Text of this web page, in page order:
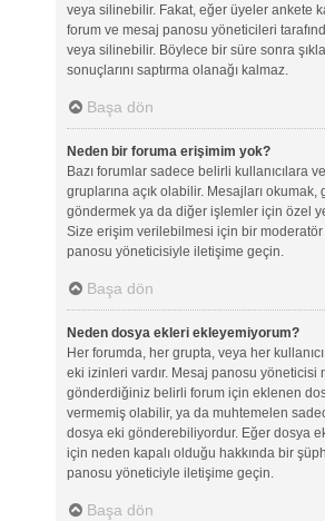
veya silinebilir. Fakat, eğer üyeler ankete
forum ve mesaj panosu yöneticileri
veya silinebilir. Böylece bir süre sonra
sonuçlarını saptırma olanağı kalmaz.
Başa dön
Neden bir foruma erişimim yok?
Bazı forumlar sadece belirli kullanıcılara
gruplarına açık olabilir. Mesajları okumak,
göndermek ya da diğer işlemler için özel
Size erişim verilebilmesi için bir
panosu yöneticisiyle iletişime geçin.
Başa dön
Neden dosya ekleri ekleyemiyorum?
Her forumda, her grupta, veya her
eki izinleri vardır. Mesaj panosu yöneticisi
gönderdiğiniz belirli forum için eklenen
vermemiş olabilir, ya da muhtemelen
dosya eki gönderebiliyordur. Eğer dosya
için neden kapalı olduğu hakkında bir
panosu yöneticiyle iletişime geçin.
Başa dön